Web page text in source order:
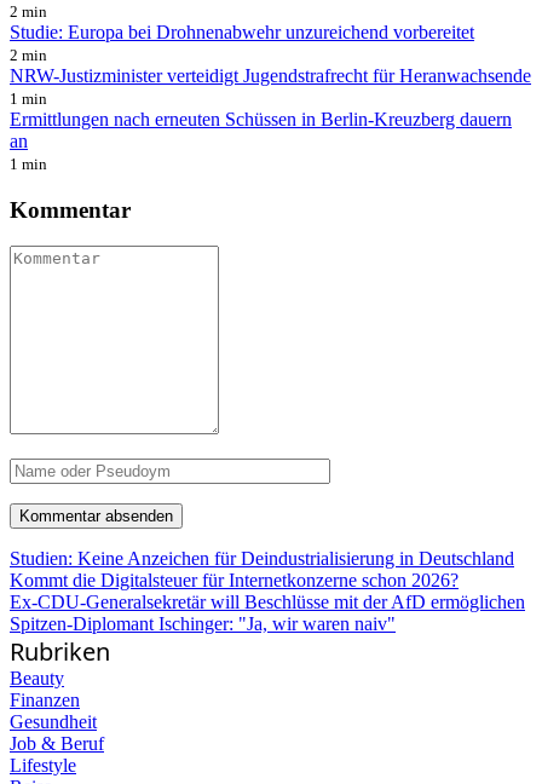
2 min
Studie: Europa bei Drohnenabwehr unzureichend vorbereitet
2 min
NRW-Justizminister verteidigt Jugendstrafrecht für Heranwachsende
1 min
Ermittlungen nach erneuten Schüssen in Berlin-Kreuzberg dauern
an
1 min
Kommentar
Studien: Keine Anzeichen für Deindustrialisierung in Deutschland
Kommt die Digitalsteuer für Internetkonzerne schon 2026?
Ex-CDU-Generalsekretär will Beschlüsse mit der AfD ermöglichen
Spitzen-Diplomant Ischinger: "Ja, wir waren naiv"
Rubriken
Beauty
Finanzen
Gesundheit
Job & Beruf
Lifestyle